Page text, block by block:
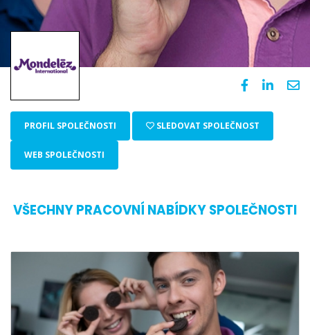
PROFIL SPOLEČNOSTI SLEDOVAT SPOLEČNOST
WEB SPOLEČNOSTI
VŠECHNY PRACOVNÍ NABÍDKY SPOLEČNOSTI